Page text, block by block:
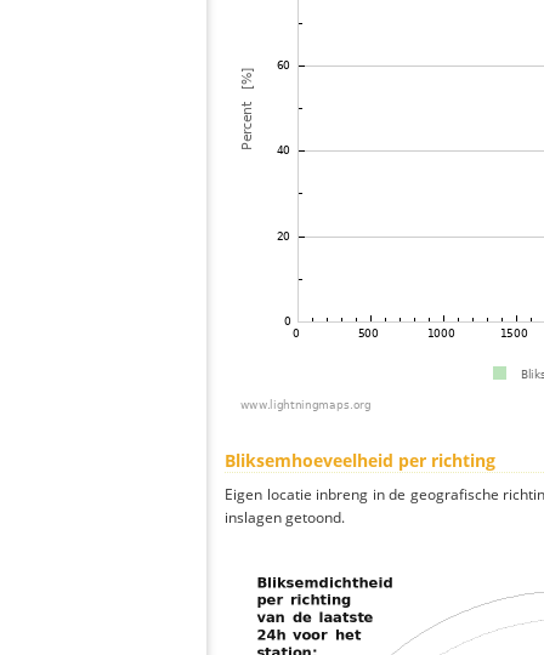
Bliksemhoeveelheid per richting
Eigen locatie inbreng in de geografische
inslagen getoond.